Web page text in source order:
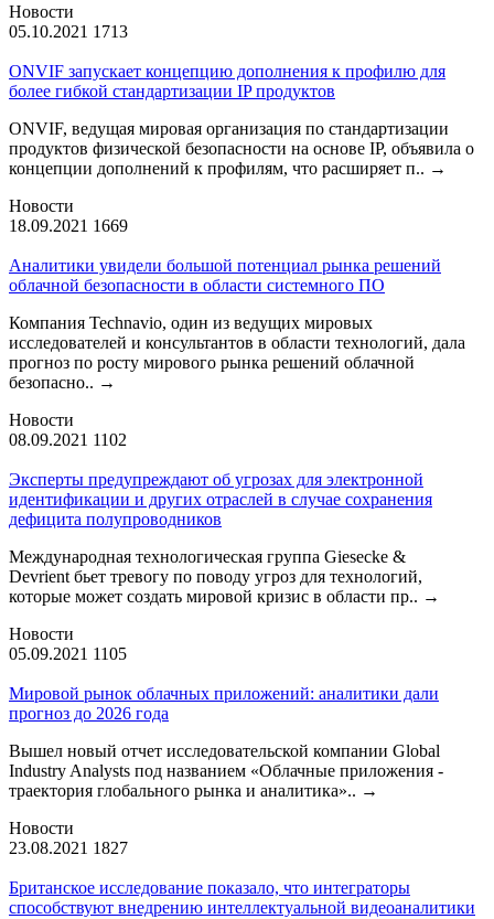
Новости
05.10.2021 1713
ONVIF запускает концепцию дополнения к профилю для
более гибкой стандартизации IP продуктов
ONVIF, ведущая мировая организация по стандартизации
продуктов физической безопасности на основе IP, объявила о
концепции дополнений к профилям, что расширяет п.. →
Новости
18.09.2021 1669
Аналитики увидели большой потенциал рынка решений
облачной безопасности в области системного ПО
Компания Technavio, один из ведущих мировых
исследователей и консультантов в области технологий, дала
прогноз по росту мирового рынка решений облачной
безопасно.. →
Новости
08.09.2021 1102
Эксперты предупреждают об угрозах для электронной
идентификации и других отраслей в случае сохранения
дефицита полупроводников
Международная технологическая группа Giesecke &
Devrient бьет тревогу по поводу угроз для технологий,
которые может создать мировой кризис в области пр.. →
Новости
05.09.2021 1105
Мировой рынок облачных приложений: аналитики дали
прогноз до 2026 года
Вышел новый отчет исследовательской компании Global
Industry Analysts под названием «Облачные приложения -
траектория глобального рынка и аналитика».. →
Новости
23.08.2021 1827
Британское исследование показало, что интеграторы
способствуют внедрению интеллектуальной видеоаналитики